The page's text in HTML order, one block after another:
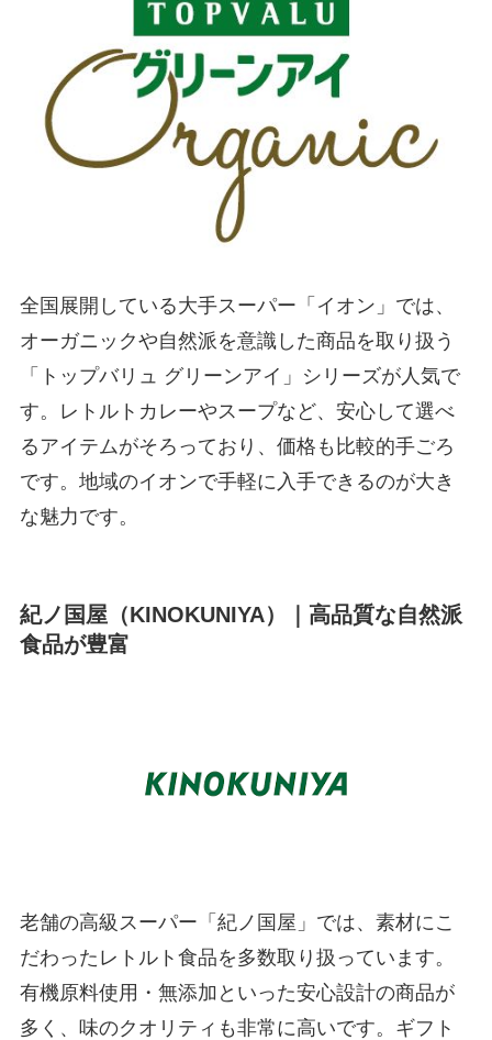
全国展開している大手スーパー「イオン」では、
オーガニックや自然派を意識した商品を取り扱う
「トップバリュ グリーンアイ」シリーズが人気で
す。レトルトカレーやスープなど、安心して選べ
るアイテムがそろっており、価格も比較的手ごろ
です。地域のイオンで手軽に入手できるのが大き
な魅力です。
紀ノ国屋（KINOKUNIYA）｜高品質な自然派
食品が豊富
老舗の高級スーパー「紀ノ国屋」では、素材にこ
だわったレトルト食品を多数取り扱っています。
有機原料使用・無添加といった安心設計の商品が
多く、味のクオリティも非常に高いです。ギフト